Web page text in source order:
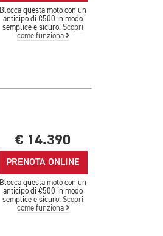
Blocca questa moto con un
anticipo di €500 in modo
semplice e sicuro.Scopri
come funziona
€ 14.390
PRENOTA ONLINE
Blocca questa moto con un
anticipo di €500 in modo
semplice e sicuro.Scopri
come funziona